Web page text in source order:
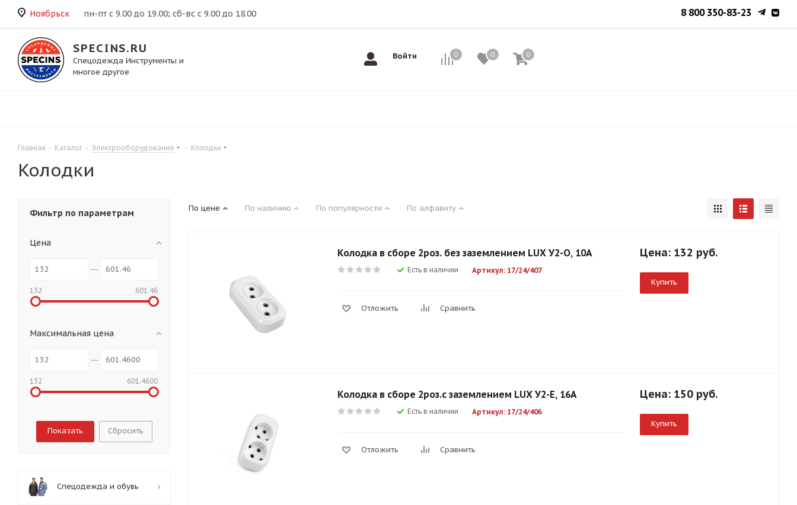
Ноябрьск пн-пт с 9.00 до 19.00; сб-вс с 9.00 до 18.00 8 800 350-83-23
SPECINS.RU
Спецодежда Инструменты и
многое другое
Войти 0 0 0
0
Главная - Каталог - Электрооборудование - Колодки
Колодки
По цене По наличию По популярности По алфавиту
Колодка в сборе 2роз. без заземлением LUX У2-О, 10А
Есть в наличии Артикул: 17/24/407
Отложить Сравнить
Цена: 132 руб.
Купить
Колодка в сборе 2роз.с заземлением LUX У2-Е, 16А
Есть в наличии Артикул: 17/24/406
Отложить Сравнить
Цена: 150 руб.
Купить
Фильтр по параметрам
Цена
132 601.46
Максимальная цена
132 601.4600
Сбросить
Спецодежда и обувь